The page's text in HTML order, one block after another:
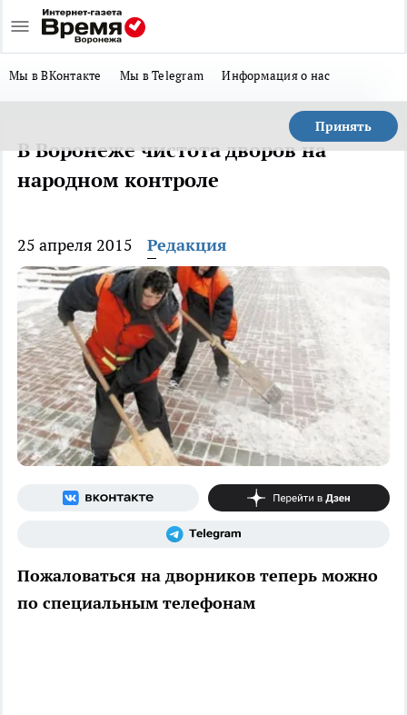
Мы в ВКонтакте Мы в Telegram Информация о нас
Принять
В Воронеже чистота дворов на
народном контроле
25 апреля 2015 Редакция
Пожаловаться на дворников теперь можно
по специальным телефонам